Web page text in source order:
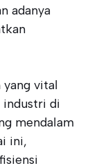
adanya
yang vital
industri di
mendalam
ini,